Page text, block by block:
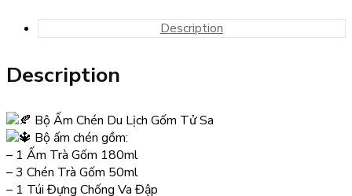
Description
Description
Bộ Ấm Chén Du Lịch Gốm Tử Sa
Bộ ấm chén gồm:
– 1 Ấm Trà Gốm 180ml
– 3 Chén Trà Gốm 50ml
– 1 Túi Đựng Chống Va Đập